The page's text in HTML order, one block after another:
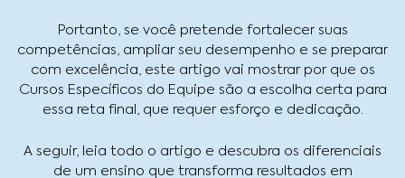
Portanto, se você pretende fortalecer suas
competências, ampliar seu desempenho e se preparar
com excelência, este artigo vai mostrar por que os
Cursos Específicos do Equipe são a escolha certa para
essa reta final, que requer esforço e dedicação.
A seguir, leia todo o artigo e descubra os diferenciais
de um ensino que transforma resultados em